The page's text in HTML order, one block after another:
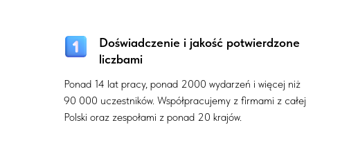
Doświadczenie i jakość potwierdzone
liczbami
Ponad 14 lat pracy, ponad 2000 wydarzeń i więcej niż
90 000 uczestników. Współpracujemy z firmami z całej
Polski oraz zespołami z ponad 20 krajów.